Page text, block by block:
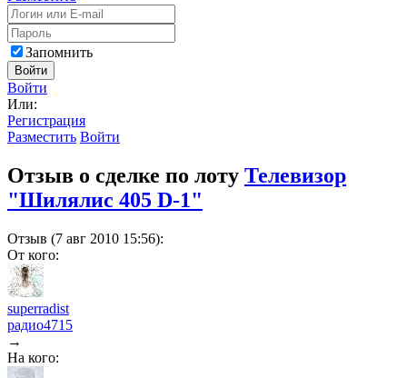
Запомнить
Войти
Войти
Или:
Регистрация
Разместить Войти
Отзыв о сделке по лоту Телевизор
"Шилялис 405 D-1"
Отзыв (7 авг 2010 15:56):
От кого:
superradist
радио4715
→
На кого: